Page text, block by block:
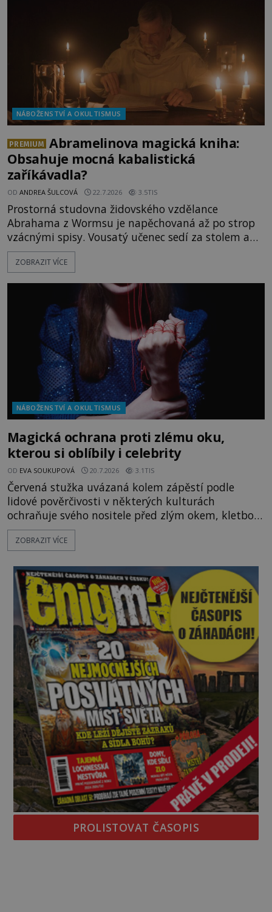
NÁBOŽENSTVÍ A OKULTISMUS
PREMIUM
Abramelinova magická kniha:
Obsahuje mocná kabalistická
zaříkávadla?
OD ANDREA ŠULCOVÁ 22.7.2026 3.5TIS
Prostorná studovna židovského vzdělance
Abrahama z Wormsu je napěchovaná až po strop
vzácnými spisy. Vousatý učenec sedí za stolem a
před sebou má rozložený jeden z nejzáhadnějších
magických textů. Jde o Abramelinův grimoár, který
kouzla, jak si někteří myslí, nebo jde o pouhou
pověru? Už šest měsíců pobývá
ZOBRAZIT VÍCE
NÁBOŽENSTVÍ A OKULTISMUS
Magická ochrana proti zlému oku,
kterou si oblíbily i celebrity
OD EVA SOUKUPOVÁ 20.7.2026 3.1TIS
Červená stužka uvázaná kolem zápěstí podle
lidové pověrčivosti v některých kulturách
ochraňuje svého nositele před zlým okem, kletbou,
která může přivodit neštěstí či nemoc. S tímto
nenápadným symbolem magické ochrany lze
nebo Leonarda DiCapria. Na Blízkém východě a v
židovských komunitách po celém světě, je
ZOBRAZIT VÍCE
PROLISTOVAT ČASOPIS